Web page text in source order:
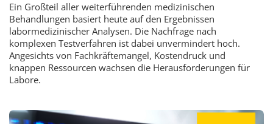
Ein Großteil aller weiterführenden medizinischen
Behandlungen basiert heute auf den Ergebnissen
labormedizinischer Analysen. Die Nachfrage nach
komplexen Testverfahren ist dabei unvermindert hoch.
Angesichts von Fachkräftemangel, Kostendruck und
knappen Ressourcen wachsen die Herausforderungen für
Labore.